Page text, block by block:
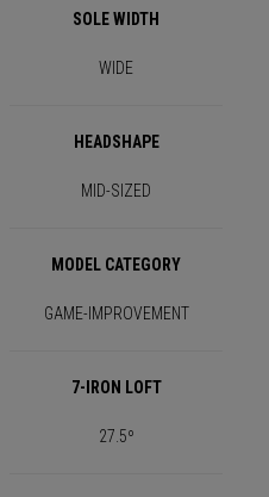
SOLE WIDTH
WIDE
HEADSHAPE
MID-SIZED
MODEL CATEGORY
GAME-IMPROVEMENT
7-IRON LOFT
27.5º